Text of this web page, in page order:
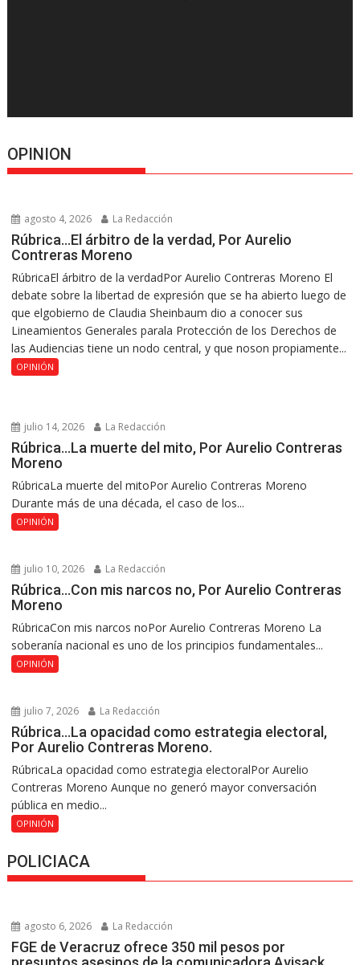
OPINION
agosto 4, 2026 La Redacción
Rúbrica…El árbitro de la verdad, Por Aurelio
Contreras Moreno
RúbricaEl árbitro de la verdadPor Aurelio Contreras Moreno El
debate sobre la libertad de expresión que se ha abierto luego de
que elgobierno de Claudia Sheinbaum dio a conocer sus
Lineamientos Generales parala Protección de los Derechos de
las Audiencias tiene un nodo central, y que noson propiamente...
OPINIÓN
julio 14, 2026 La Redacción
Rúbrica…La muerte del mito, Por Aurelio Contreras
Moreno
RúbricaLa muerte del mitoPor Aurelio Contreras Moreno
Durante más de una década, el caso de los...
OPINIÓN
julio 10, 2026 La Redacción
Rúbrica…Con mis narcos no, Por Aurelio Contreras
Moreno
RúbricaCon mis narcos noPor Aurelio Contreras Moreno La
soberanía nacional es uno de los principios fundamentales...
OPINIÓN
julio 7, 2026 La Redacción
Rúbrica…La opacidad como estrategia electoral,
Por Aurelio Contreras Moreno.
RúbricaLa opacidad como estrategia electoralPor Aurelio
Contreras Moreno Aunque no generó mayor conversación
pública en medio...
OPINIÓN
POLICIACA
agosto 6, 2026 La Redacción
FGE de Veracruz ofrece 350 mil pesos por